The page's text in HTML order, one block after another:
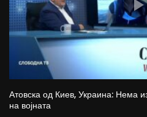
Атовска од Киев, Украина: Нема
на војната